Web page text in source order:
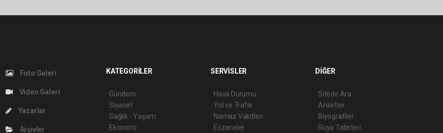
Foto Galeri
Video Galeri
Yazarlar
Arşivler
KATEGORİLER
Gündem
Siyaset
Sağlık - Yaşam
Ekonomi
SERVİSLER
Hava Durumu
Yol ve Trafik
Namaz Vakitleri
Eczaneler
DİĞER
Sitede Ara
Anketler
Biyografiler
Rüya Tabirleri